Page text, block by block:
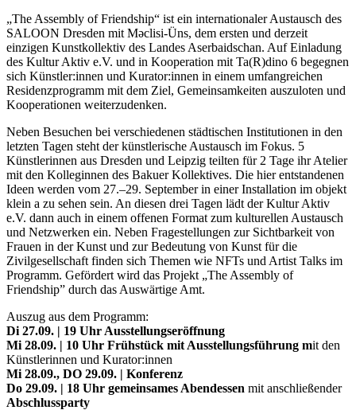
„The Assembly of Friendship“ ist ein internationaler Austausch des
SALOON Dresden mit Məclisi-Üns, dem ersten und derzeit
einzigen Kunstkollektiv des Landes Aserbaidschan. Auf Einladung
des Kultur Aktiv e.V. und in Kooperation mit Ta(R)dino 6 begegnen
sich Künstler:innen und Kurator:innen in einem umfangreichen
Residenzprogramm mit dem Ziel, Gemeinsamkeiten auszuloten und
Kooperationen weiterzudenken.
Neben Besuchen bei verschiedenen städtischen Institutionen in den
letzten Tagen steht der künstlerische Austausch im Fokus. 5
Künstlerinnen aus Dresden und Leipzig teilten für 2 Tage ihr Atelier
mit den Kolleginnen des Bakuer Kollektives. Die hier entstandenen
Ideen werden vom 27.–29. September in einer Installation im objekt
klein a zu sehen sein. An diesen drei Tagen lädt der Kultur Aktiv
e.V. dann auch in einem offenen Format zum kulturellen Austausch
und Netzwerken ein. Neben Fragestellungen zur Sichtbarkeit von
Frauen in der Kunst und zur Bedeutung von Kunst für die
Zivilgesellschaft finden sich Themen wie NFTs und Artist Talks im
Programm. Gefördert wird das Projekt „The Assembly of
Friendship” durch das Auswärtige Amt.
Auszug aus dem Programm:
Di 27.09. | 19 Uhr Ausstellungseröffnung
Mi 28.09. | 10 Uhr Frühstück mit Ausstellungsführung mit den
Künstlerinnen und Kurator:innen
Mi 28.09., DO 29.09. | Konferenz
Do 29.09. | 18 Uhr gemeinsames Abendessen mit anschließender
Abschlussparty